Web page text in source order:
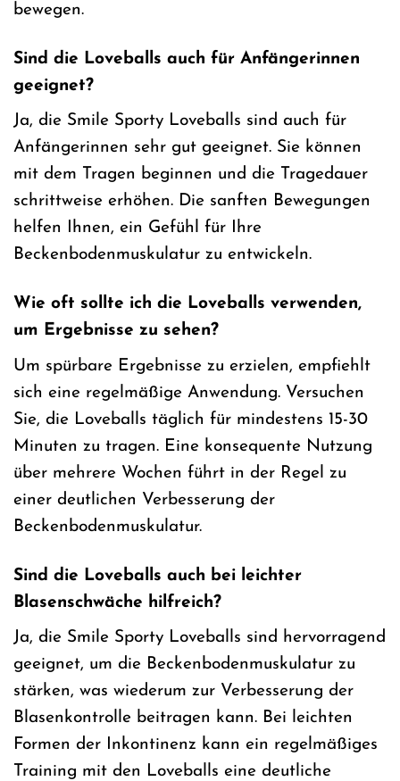
bewegen.
Sind die Loveballs auch für Anfängerinnen
geeignet?
Ja, die Smile Sporty Loveballs sind auch für
Anfängerinnen sehr gut geeignet. Sie können
mit dem Tragen beginnen und die Tragedauer
schrittweise erhöhen. Die sanften Bewegungen
helfen Ihnen, ein Gefühl für Ihre
Beckenbodenmuskulatur zu entwickeln.
Wie oft sollte ich die Loveballs verwenden,
um Ergebnisse zu sehen?
Um spürbare Ergebnisse zu erzielen, empfiehlt
sich eine regelmäßige Anwendung. Versuchen
Sie, die Loveballs täglich für mindestens 15-30
Minuten zu tragen. Eine konsequente Nutzung
über mehrere Wochen führt in der Regel zu
einer deutlichen Verbesserung der
Beckenbodenmuskulatur.
Sind die Loveballs auch bei leichter
Blasenschwäche hilfreich?
Ja, die Smile Sporty Loveballs sind hervorragend
geeignet, um die Beckenbodenmuskulatur zu
stärken, was wiederum zur Verbesserung der
Blasenkontrolle beitragen kann. Bei leichten
Formen der Inkontinenz kann ein regelmäßiges
Training mit den Loveballs eine deutliche